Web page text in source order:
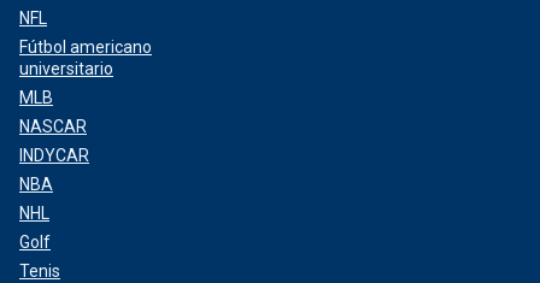
NFL
Fútbol americano
universitario
MLB
NASCAR
INDYCAR
NBA
NHL
Golf
Tenis